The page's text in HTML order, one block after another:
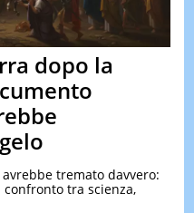
QUIZ
TEST
DI
dopo la
tremato davvero:
tra scienza,